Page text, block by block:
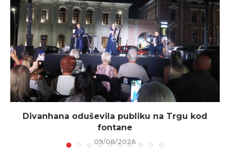
Divanhana oduševila publiku na Trgu kod
fontane
09/08/2026